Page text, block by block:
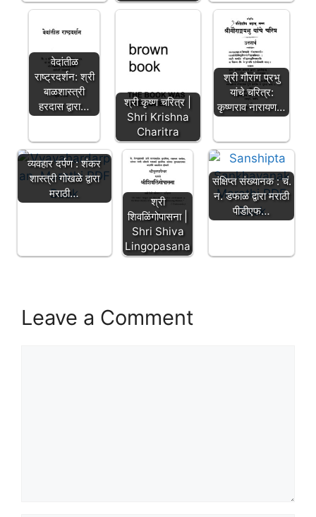
वेदांतीळ
राष्ट्रदर्शन: श्री
बाळशास्त्री
हरदास द्वारा…
श्री कृष्ण चरित्र |
Shri Krishna
Charitra
श्री गौरांग प्रभु
यांचे चरित्र:
कृष्णराव नारायण…
व्यवहार दर्पण : शंकर
शास्त्री गोखळे द्वारा
मराठी…
श्री
शिवळिंगोपासना |
Shri Shiva
Lingopasana
संक्षिप्त संख्यानक : चं.
न. डफाळ द्वारा मराठी
पीडीएफ…
Leave a Comment